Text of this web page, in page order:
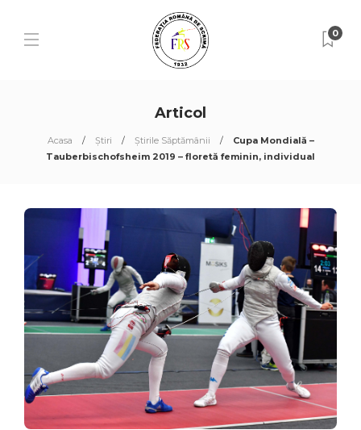
0
Articol
Acasa Știri Știrile Săptămânii
Cupa Mondială –
Tauberbischofsheim 2019 – floretă feminin, individual